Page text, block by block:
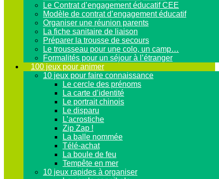
Le Contrat d’engagement éducatif CEE
Modèle de contrat d’engagement éducatif
Organiser une réunion parents
La fiche sanitaire de liaison
Préparer la trousse de secours
Le trousseau pour une colo, un camp…
Formalités pour un séjour à l’étranger
100 jeux pour animer
10 jeux pour faire connaissance
Le cercle des prénoms
La carte d’identité
Le portrait chinois
Le disparu
L’acrostiche
Zip Zap !
La balle nommée
Télé-achat
La boule de feu
Tempête en mer
10 jeux rapides à organiser